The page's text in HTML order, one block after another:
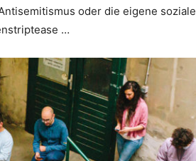
oder die eigene soziale
…